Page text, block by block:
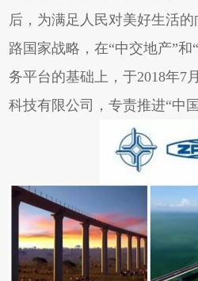
后，为满足人民对美好生活
路国家战略，在“中交地产”和
务平台的基础上，于2018年7
科技有限公司，专责推进“中